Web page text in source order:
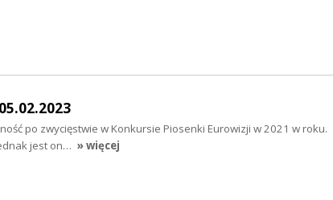
po zwycięstwie w Konkursie Piosenki Eurowizji w 2021 w roku.
jest on… » więcej